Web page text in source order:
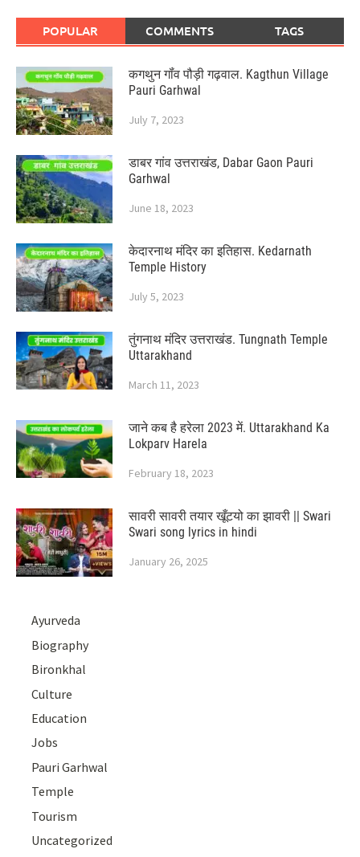
POPULAR COMMENTS TAGS
कगथुन गॉंव पौड़ी गढ़वाल. Kagthun Village
Pauri Garhwal
July 7, 2023
डाबर गांव उत्तराखंड, Dabar Gaon Pauri
Garhwal
June 18, 2023
केदारनाथ मंदिर का इतिहास. Kedarnath
Temple History
July 5, 2023
तुंगनाथ मंदिर उत्तराखंड. Tungnath Temple
Uttarakhand
March 11, 2023
जाने कब है हरेला 2023 में. Uttarakhand Ka
Lokparv Harela
February 18, 2023
सावरी सावरी तयार खूँटयो का झावरी || Swari
Swari song lyrics in hindi
January 26, 2025
Ayurveda
Biography
Bironkhal
Culture
Education
Jobs
Pauri Garhwal
Temple
Tourism
Uncategorized